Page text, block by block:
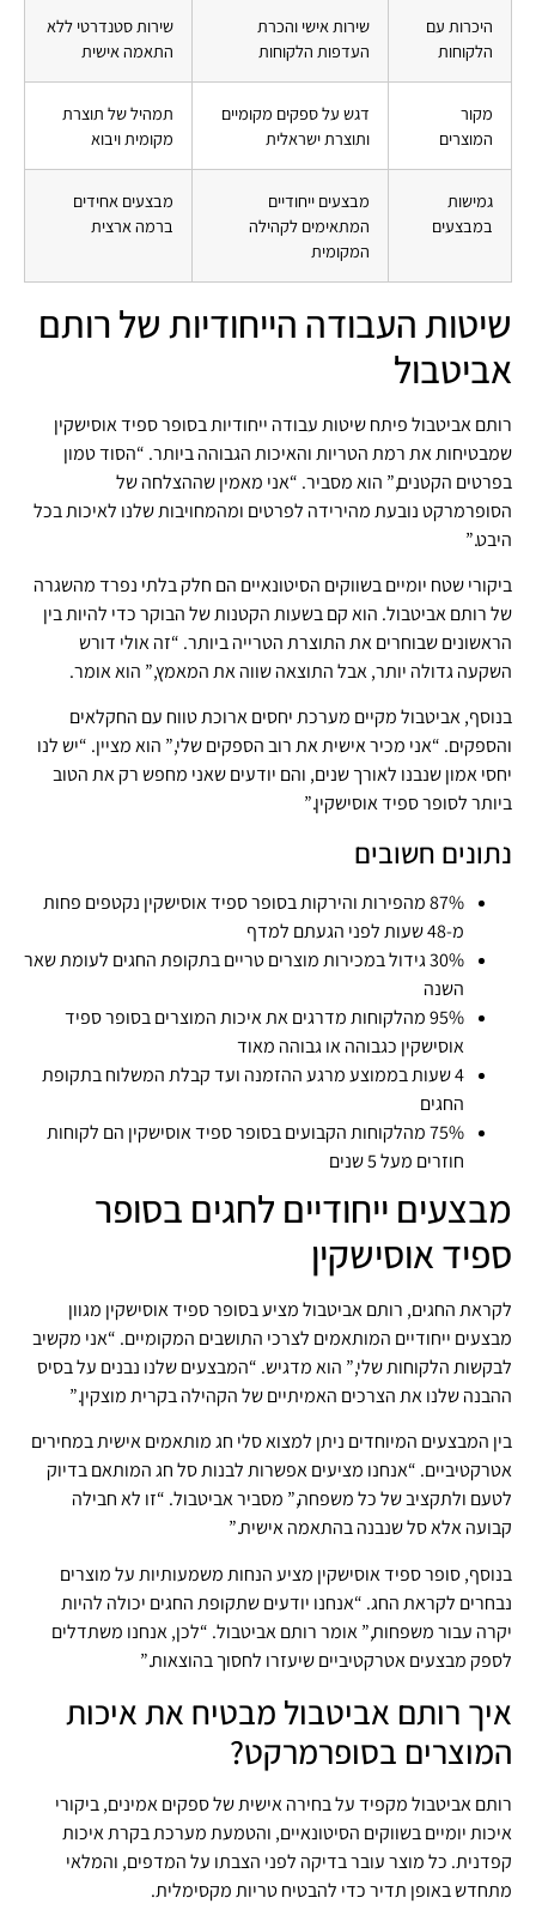
היכרות עם
הלקוחות
שירות אישי והכרת
העדפות הלקוחות
שירות סטנדרטי ללא
התאמה אישית
מקור
המוצרים
דגש על ספקים מקומיים
ותוצרת ישראלית
תמהיל של תוצרת
מקומית ויבוא
גמישות
במבצעים
מבצעים ייחודיים
המתאימים לקהילה
המקומית
מבצעים אחידים
ברמה ארצית
שיטות העבודה הייחודיות של רותם
אביטבול
רותם אביטבול פיתח שיטות עבודה ייחודיות בסופר ספיד אוסישקין
שמבטיחות את רמת הטריות והאיכות הגבוהה ביותר. “הסוד טמון
בפרטים הקטנים,” הוא מסביר. “אני מאמין שההצלחה של
הסופרמרקט נובעת מהירידה לפרטים ומהמחויבות שלנו לאיכות בכל
היבט.”
ביקורי שטח יומיים בשווקים הסיטונאיים הם חלק בלתי נפרד מהשגרה
של רותם אביטבול. הוא קם בשעות הקטנות של הבוקר כדי להיות בין
הראשונים שבוחרים את התוצרת הטרייה ביותר. “זה אולי דורש
השקעה גדולה יותר, אבל התוצאה שווה את המאמץ,” הוא אומר.
בנוסף, אביטבול מקיים מערכת יחסים ארוכת טווח עם החקלאים
והספקים. “אני מכיר אישית את רוב הספקים שלי,” הוא מציין. “יש לנו
יחסי אמון שנבנו לאורך שנים, והם יודעים שאני מחפש רק את הטוב
ביותר לסופר ספיד אוסישקין.”
נתונים חשובים
87% מהפירות והירקות בסופר ספיד אוסישקין נקטפים פחות
מ-48 שעות לפני הגעתם למדף
30% גידול במכירות מוצרים טריים בתקופת החגים לעומת שאר
השנה
95% מהלקוחות מדרגים את איכות המוצרים בסופר ספיד
אוסישקין כגבוהה או גבוהה מאוד
4 שעות בממוצע מרגע ההזמנה ועד קבלת המשלוח בתקופת
החגים
75% מהלקוחות הקבועים בסופר ספיד אוסישקין הם לקוחות
חוזרים מעל 5 שנים
מבצעים ייחודיים לחגים בסופר
ספיד אוסישקין
לקראת החגים, רותם אביטבול מציע בסופר ספיד אוסישקין מגוון
מבצעים ייחודיים המותאמים לצרכי התושבים המקומיים. “אני מקשיב
לבקשות הלקוחות שלי,” הוא מדגיש. “המבצעים שלנו נבנים על בסיס
ההבנה שלנו את הצרכים האמיתיים של הקהילה בקרית מוצקין.”
בין המבצעים המיוחדים ניתן למצוא סלי חג מותאמים אישית במחירים
אטרקטיביים. “אנחנו מציעים אפשרות לבנות סל חג המותאם בדיוק
לטעם ולתקציב של כל משפחה,” מסביר אביטבול. “זו לא חבילה
קבועה אלא סל שנבנה בהתאמה אישית.”
בנוסף, סופר ספיד אוסישקין מציע הנחות משמעותיות על מוצרים
נבחרים לקראת החג. “אנחנו יודעים שתקופת החגים יכולה להיות
יקרה עבור משפחות,” אומר רותם אביטבול. “לכן, אנחנו משתדלים
לספק מבצעים אטרקטיביים שיעזרו לחסוך בהוצאות.”
איך רותם אביטבול מבטיח את איכות
המוצרים בסופרמרקט?
רותם אביטבול מקפיד על בחירה אישית של ספקים אמינים, ביקורי
איכות יומיים בשווקים הסיטונאיים, והטמעת מערכת בקרת איכות
קפדנית. כל מוצר עובר בדיקה לפני הצבתו על המדפים, והמלאי
מתחדש באופן תדיר כדי להבטיח טריות מקסימלית.